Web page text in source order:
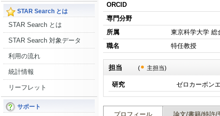
STAR Search とは
STAR Search とは
STAR Search 対象データ
利用の流れ
統計情報
リーフレット
サポート
ORCID
専門分野
所属
東京科学大学 総
職名
特任教授
( 主担当)
研究
プロフィール 論文/書籍/特許/